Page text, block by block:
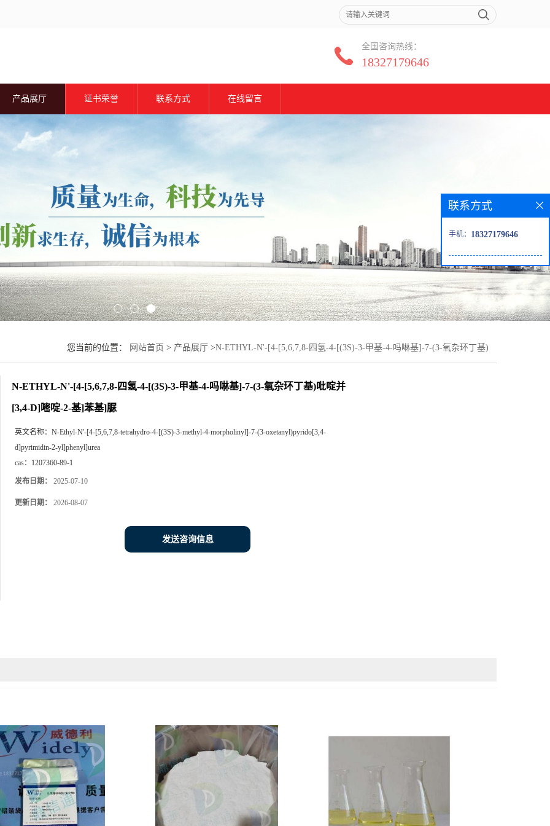
全国咨询热线：
18327179646
产品展厅 证书荣誉 联系方式 在线留言
您当前的位置： 网站首页 > 产品展厅 >N-ETHYL-N'-[4-[5,6,7,8-四氢-4-[(3S)-3-甲基-4-吗啉基]-7-(3-氧杂环丁基)
N-ETHYL-N'-[4-[5,6,7,8-四氢-4-[(3S)-3-甲基-4-吗啉基]-7-(3-氧杂环丁基)吡啶并
[3,4-D]嘧啶-2-基]苯基]脲
英文名称： N-Ethyl-N'-[4-[5,6,7,8-tetrahydro-4-[(3S)-3-methyl-4-morpholinyl]-7-(3-oxetanyl)pyrido[3,4-
d]pyrimidin-2-yl]phenyl]urea
cas： 1207360-89-1
发布日期： 2025-07-10
更新日期： 2026-08-07
发送咨询信息
联系方式
手机： 18327179646